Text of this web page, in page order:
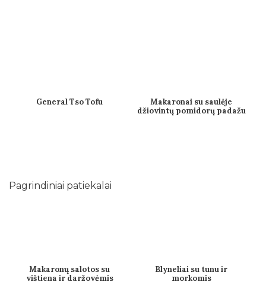
General Tso Tofu
Makaronai su saulėje
džiovintų pomidorų padažu
Pagrindiniai patiekalai
Makaronų salotos su
vištiena ir daržovėmis
Blyneliai su tunu ir
morkomis